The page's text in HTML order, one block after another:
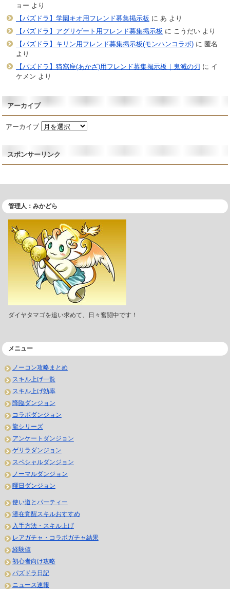
ョー より
【パズドラ】学園キオ用フレンド募集掲示板 に あ より
【パズドラ】アグリゲート用フレンド募集掲示板 に こうだいより
【パズドラ】キリン用フレンド募集掲示板(モンハンコラボ)に 匿名
より
【パズドラ】猗窩座(あかざ)用フレンド募集掲示板｜鬼滅の刃 に イ
ケメン より
アーカイブ
アーカイブ
スポンサーリンク
管理人：みかどら
ダイヤタマゴを追い求めて、日々奮闘中です！
メニュー
ノーコン攻略まとめ
スキル上げ一覧
スキル上げ効率
降臨ダンジョン
コラボダンジョン
龍シリーズ
アンケートダンジョン
ゲリラダンジョン
スペシャルダンジョン
ノーマルダンジョン
曜日ダンジョン
使い道とパーティー
潜在覚醒スキルおすすめ
入手方法・スキル上げ
レアガチャ・コラボガチャ結果
経験値
初心者向け攻略
パズドラ日記
ニュース速報